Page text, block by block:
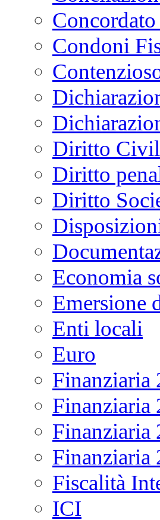
Condoni
Diritto
Diritto
Diritto
Economia
Emersione
Enti locali
Euro
Finanziaria
Finanziaria
Finanziaria
Finanziaria
Fiscalità
ICI